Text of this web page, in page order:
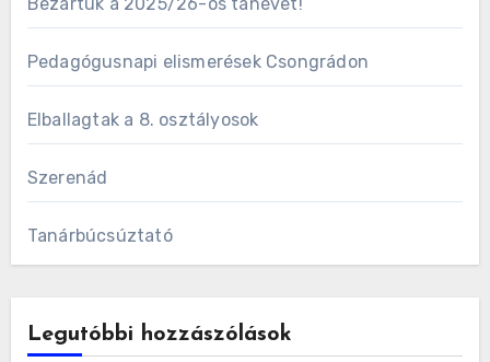
Pedagógusnapi elismerések Csongrádon
Elballagtak a 8. osztályosok
Szerenád
Tanárbúcsúztató
Legutóbbi hozzászólások